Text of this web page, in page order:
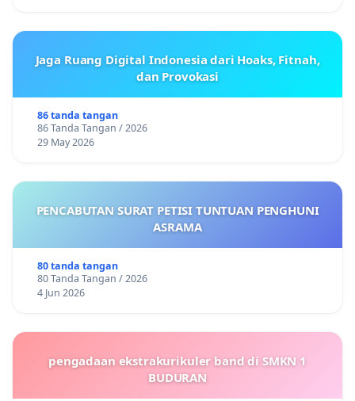
Jaga Ruang Digital Indonesia dari Hoaks, Fitnah,
dan Provokasi
86 tanda tangan
86 Tanda Tangan / 2026
29 May 2026
PENCABUTAN SURAT PETISI TUNTUAN PENGHUNI
ASRAMA
80 tanda tangan
80 Tanda Tangan / 2026
4 Jun 2026
pengadaan ekstrakurikuler band di SMKN 1
BUDURAN